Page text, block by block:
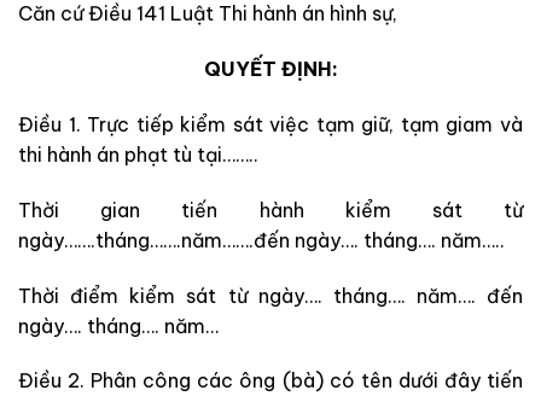
Căn cứ Điều 141 Luật Thi hành án hình sự,
QUYẾT ĐỊNH:
Điều 1. Trực tiếp kiểm sát việc tạm giữ, tạm giam và
thi hành án phạt tù tại……..
Thời gian tiến hành kiểm sát từ
ngày…….tháng…….năm…….đến ngày…. tháng…. năm…..
Thời điểm kiểm sát từ ngày…. tháng…. năm…. đến
ngày…. tháng…. năm…
Điều 2. Phân công các ông (bà) có tên dưới đây tiến